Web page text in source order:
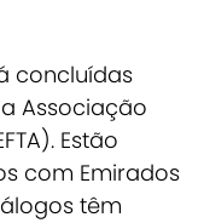
concluídas
Associação
Estão
com Emirados
têm